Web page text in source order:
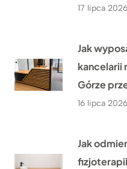
17 lipca 2026
Jak
kancelarii
Górze
16 lipca 2026
Jak
fizjoterapii